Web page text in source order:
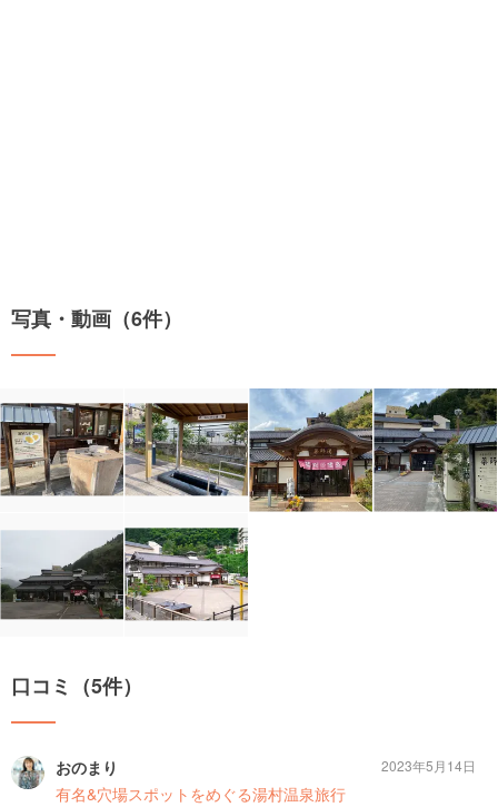
写真・動画（6件）
口コミ（5件）
おのまり
有名&穴場スポットをめぐる湯村温泉旅行
2023年5月14日